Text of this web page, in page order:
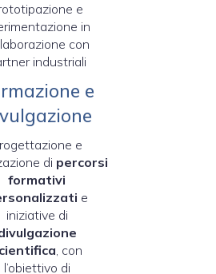
e
in
con
industriali
e
e
di percorsi
formativi
e
iniziative di
, con
l’obiettivo di